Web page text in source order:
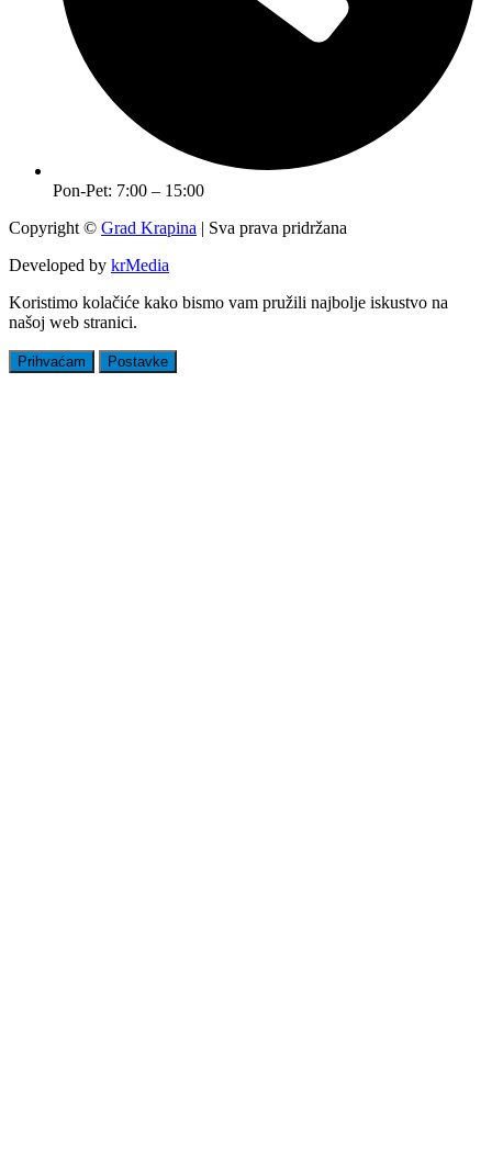
Pon-Pet: 7:00 – 15:00
Copyright © Grad Krapina | Sva prava pridržana
Developed by krMedia
Koristimo kolačiće kako bismo vam pružili najbolje iskustvo na
našoj web stranici.
Prihvaćam Postavke